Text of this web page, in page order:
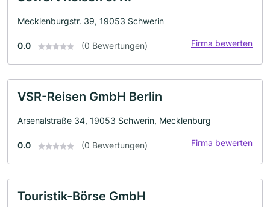
Mecklenburgstr. 39, 19053 Schwerin
0.0 (0 Bewertungen) Firma bewerten
VSR-Reisen GmbH Berlin
Arsenalstraße 34, 19053 Schwerin, Mecklenburg
0.0 (0 Bewertungen) Firma bewerten
Touristik-Börse GmbH